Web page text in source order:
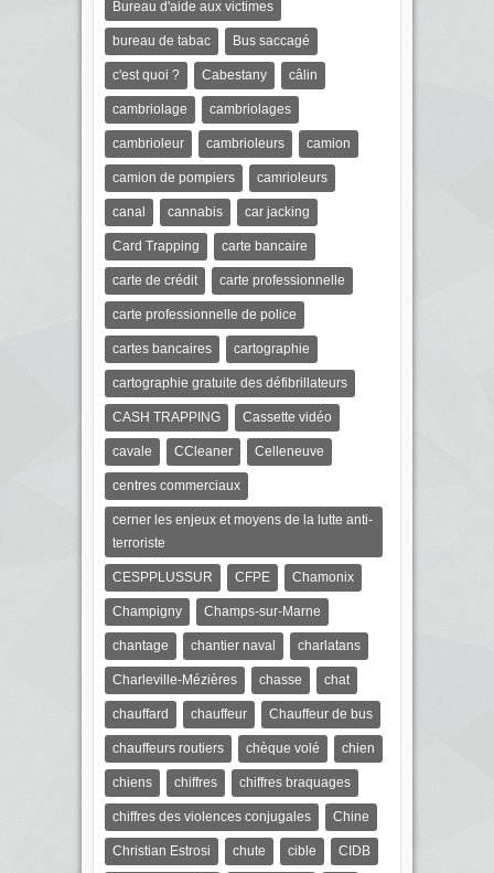
Bureau d'aide aux victimes
bureau de tabac Bus saccagé
c'est quoi ? Cabestany câlin
cambriolage cambriolages
cambrioleur cambrioleurs camion
camion de pompiers camrioleurs
canal cannabis car jacking
Card Trapping carte bancaire
carte de crédit carte professionnelle
carte professionnelle de police
cartes bancaires cartographie
cartographie gratuite des défibrillateurs
CASH TRAPPING Cassette vidéo
cavale CCleaner Celleneuve
centres commerciaux
cerner les enjeux et moyens de la lutte anti-
terroriste
CESPPLUSSUR CFPE Chamonix
Champigny Champs-sur-Marne
chantage chantier naval charlatans
Charleville-Mézières chasse chat
chauffard chauffeur Chauffeur de bus
chauffeurs routiers chèque volé chien
chiens chiffres chiffres braquages
chiffres des violences conjugales Chine
Christian Estrosi chute cible CIDB